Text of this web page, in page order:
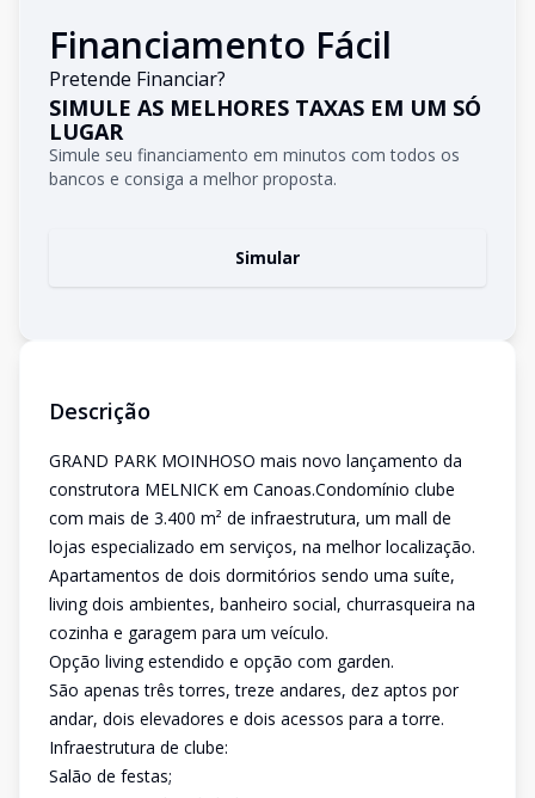
Financiamento Fácil
Pretende Financiar?
SIMULE AS MELHORES TAXAS EM UM SÓ
LUGAR
Simule seu financiamento em minutos com todos os
bancos e consiga a melhor proposta.
Simular
Descrição
GRAND PARK MOINHOSO mais novo lançamento da
construtora MELNICK em Canoas.Condomínio clube
com mais de 3.400 m² de infraestrutura, um mall de
lojas especializado em serviços, na melhor localização.
Apartamentos de dois dormitórios sendo uma suíte,
living dois ambientes, banheiro social, churrasqueira na
cozinha e garagem para um veículo.
Opção living estendido e opção com garden.
São apenas três torres, treze andares, dez aptos por
andar, dois elevadores e dois acessos para a torre.
Infraestrutura de clube:
Salão de festas;